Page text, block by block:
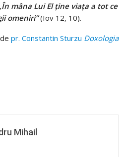
mâna Lui El ţine viaţa a tot ce
omeniri”(Iov 12, 10).
de pr. Constantin Sturzu Doxologia
Mihail